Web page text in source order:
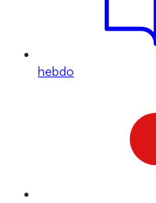
hebdo